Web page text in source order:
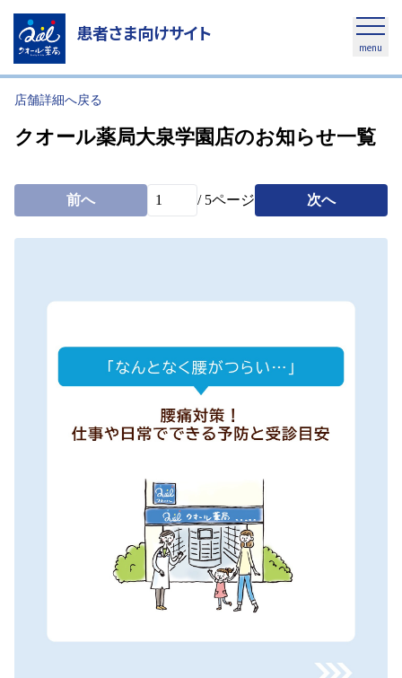
患者さま向けサイト
menu
店舗詳細へ戻る
クオール薬局大泉学園店のお知らせ一覧
前へ / 5ページ 次へ